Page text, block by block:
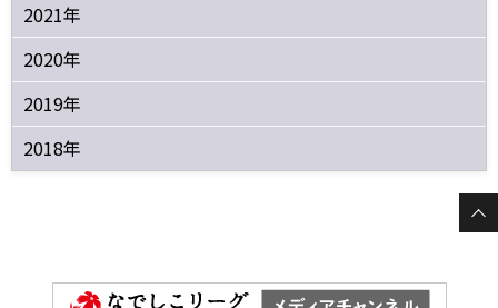
2021年
2020年
2019年
2018年